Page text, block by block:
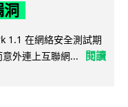
1.1 在網絡安全測試期
外連上互聯網...
閱讀